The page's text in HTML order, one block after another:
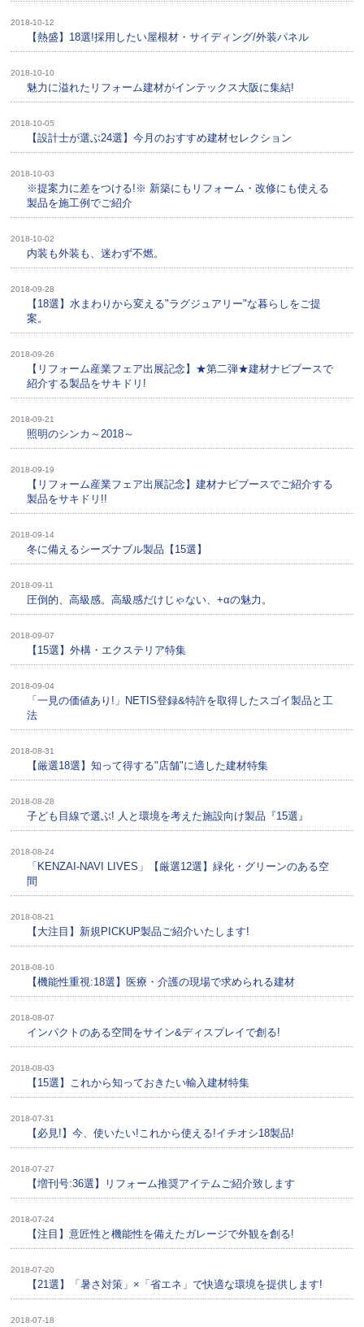
2018-10-12
【熱盛】18選!採用したい屋根材・サイディング/外装パネル
2018-10-10
魅力に溢れたリフォーム建材がインテックス大阪に集結!
2018-10-05
【設計士が選ぶ24選】今月のおすすめ建材セレクション
2018-10-03
※提案力に差をつける!※ 新築にもリフォーム・改修にも使える
製品を施工例でご紹介
2018-10-02
内装も外装も、迷わず不燃。
2018-09-28
【18選】水まわりから変える"ラグジュアリー"な暮らしをご提
案。
2018-09-26
【リフォーム産業フェア出展記念】★第二弾★建材ナビブースで
紹介する製品をサキドリ!
2018-09-21
照明のシンカ～2018～
2018-09-19
【リフォーム産業フェア出展記念】建材ナビブースでご紹介する
製品をサキドリ!!
2018-09-14
冬に備えるシーズナブル製品【15選】
2018-09-11
圧倒的、高級感。高級感だけじゃない、+αの魅力。
2018-09-07
【15選】外構・エクステリア特集
2018-09-04
「一見の価値あり!」NETIS登録&特許を取得したスゴイ製品と工
法
2018-08-31
【厳選18選】知って得する"店舗"に適した建材特集
2018-08-28
子ども目線で選ぶ! 人と環境を考えた施設向け製品『15選』
2018-08-24
「KENZAI-NAVI LIVES」【厳選12選】緑化・グリーンのある空
間
2018-08-21
【大注目】新規PICKUP製品ご紹介いたします!
2018-08-10
【機能性重視:18選】医療・介護の現場で求められる建材
2018-08-07
インパクトのある空間をサイン&ディスプレイで創る!
2018-08-03
【15選】これから知っておきたい輸入建材特集
2018-07-31
【必見!】今、使いたい!これから使える!イチオシ18製品!
2018-07-27
【増刊号:36選】リフォーム推奨アイテムご紹介致します
2018-07-24
【注目】意匠性と機能性を備えたガレージで外観を創る!
2018-07-20
【21選】「暑さ対策」×「省エネ」で快適な環境を提供します!
2018-07-18